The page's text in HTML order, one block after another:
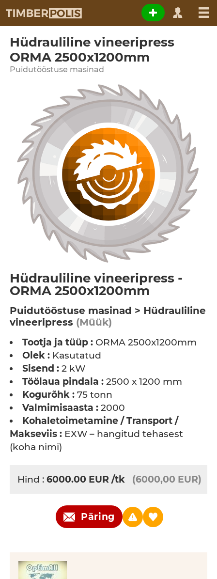
Hüdrauliline vineeripress
ORMA 2500x1200mm
Puidutööstuse masinad
Hüdrauliline vineeripress -
ORMA 2500x1200mm
Puidutööstuse masinad > Hüdrauliline
vineeripress (Müük)
Tootja ja tüüp : ORMA 2500x1200mm
Olek : Kasutatud
Sisend : 2 kW
Töölaua pindala : 2500 x 1200 mm
Kogurõhk : 75 tonn
Valmimisaasta : 2000
Kohaletoimetamine / Transport /
Makseviis : EXW – hangitud tehasest
(koha nimi)
Hind : 6000.00 EUR /tk (6000,00 EUR)
Päring